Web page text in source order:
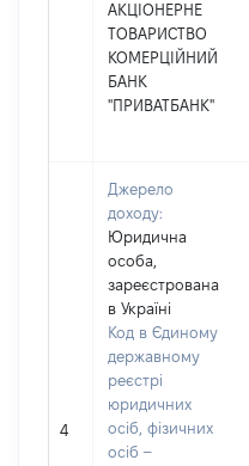
АКЦІОНЕРНЕ
ТОВАРИСТВО
КОМЕРЦІЙНИЙ
БАНК
"ПРИВАТБАНК"
4
Джерело
доходу:
Юридична
особа,
зареєстрована
в Україні
Код в Єдиному
державному
реєстрі
юридичних
осіб, фізичних
осіб –